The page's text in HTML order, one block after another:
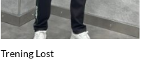
Trening Lost